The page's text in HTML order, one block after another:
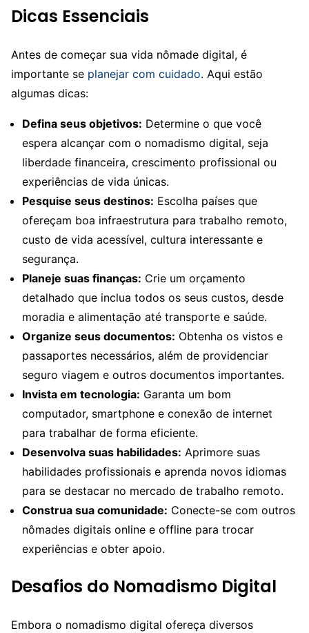
Dicas Essenciais
Antes de começar sua vida nômade digital, é
importante se planejar com cuidado. Aqui estão
algumas dicas:
Defina seus objetivos: Determine o que você
espera alcançar com o nomadismo digital, seja
liberdade financeira, crescimento profissional ou
experiências de vida únicas.
Pesquise seus destinos: Escolha países que
ofereçam boa infraestrutura para trabalho remoto,
custo de vida acessível, cultura interessante e
segurança.
Planeje suas finanças: Crie um orçamento
detalhado que inclua todos os seus custos, desde
moradia e alimentação até transporte e saúde.
Organize seus documentos: Obtenha os vistos e
passaportes necessários, além de providenciar
seguro viagem e outros documentos importantes.
Invista em tecnologia: Garanta um bom
computador, smartphone e conexão de internet
para trabalhar de forma eficiente.
Desenvolva suas habilidades: Aprimore suas
habilidades profissionais e aprenda novos idiomas
para se destacar no mercado de trabalho remoto.
Construa sua comunidade: Conecte-se com outros
nômades digitais online e offline para trocar
experiências e obter apoio.
Desafios do Nomadismo Digital
Embora o nomadismo digital ofereça diversos